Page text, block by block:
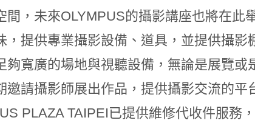
間，未來OLYMPUS的攝影講座也將在此
，提供專業攝影設備、道具，並提供攝
夠寬廣的場地與視聽設備，無論是展覽
邀請攝影師展出作品，提供攝影交流的平
PLAZA TAIPEI已提供維修代收件服務